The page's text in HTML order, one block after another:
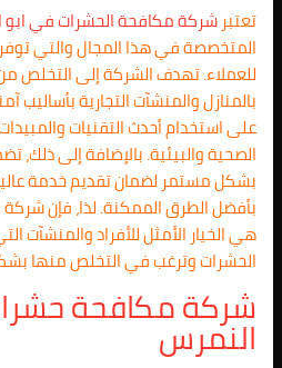
تعتبرشركة مكافحة الحشرات في
المتخصصة في هذا المجال والتي
للعملاء. تهدف الشركة إلى التخلص
بالمنازل والمنشآت التجارية
على استخدام أحدث التقنيات
الصحية والبيئية. بالإضافة إلى ذلك،
بشكل مستمر لضمان تقديم خدمة
بأفضل الطرق الممكنة. لذا، فإن
هي الخيار الأمثل للأفراد والمنشآت
الحشرات وترغب في التخلص منها
شركة مكافحة
النمرس